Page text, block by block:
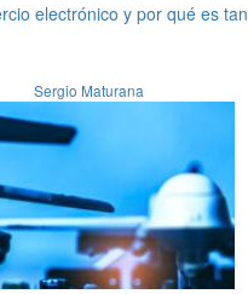
electrónico y por qué es tan
Sergio Maturana